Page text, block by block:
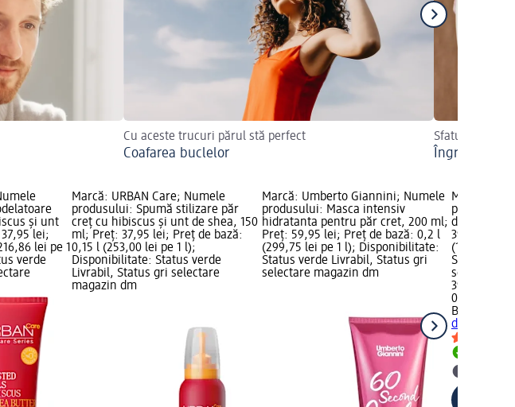
Cu aceste trucuri părul stă perfect
Coafarea buclelor
Sfaturi utile
Îngrijirea
și unt
lei;
lei pe 1
verde
Marcă: URBAN Care; Numele
produsului: Spumă stilizare păr
creț cu hibiscus și unt de shea, 150
ml; Preț: 37,95 lei; Preț de bază:
0,15 l (253,00 lei pe 1 l);
Disponibilitate: Status verde
Livrabil, Status gri selectare
magazin dm
Marcă: Umberto Giannini; Numele
produsului: Masca intensiv
hidratanta pentru păr cret, 200 ml;
Preț: 59,95 lei; Preț de bază: 0,2 l
(299,75 lei pe 1 l); Disponibilitate:
Status verde Livrabil, Status gri
selectare magazin dm
Marcă: By
produsului:
definirea
39,95 lei;
(199,75 lei
Status
selectare
39,95 lei
0,2 l
By Veira
definirea